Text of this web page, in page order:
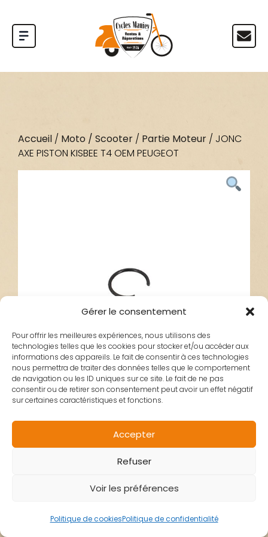
Gérer le consentement
Pour offrir les meilleures expériences, nous utilisons des
technologies telles que les cookies pour stocker et/ou accéder aux
informations des appareils. Le fait de consentir à ces technologies
nous permettra de traiter des données telles que le comportement
de navigation ou les ID uniques sur ce site. Le fait de ne pas
consentir ou de retirer son consentement peut avoir un effet négatif
sur certaines caractéristiques et fonctions.
Accepter
Refuser
Voir les préférences
Politique de cookiesPolitique de confidentialité
Accueil / Moto / Scooter / Partie Moteur / JONC
AXE PISTON KISBEE T4 OEM PEUGEOT
JONC AXE PISTON
KISBEE T4 OEM
PEUGEOT